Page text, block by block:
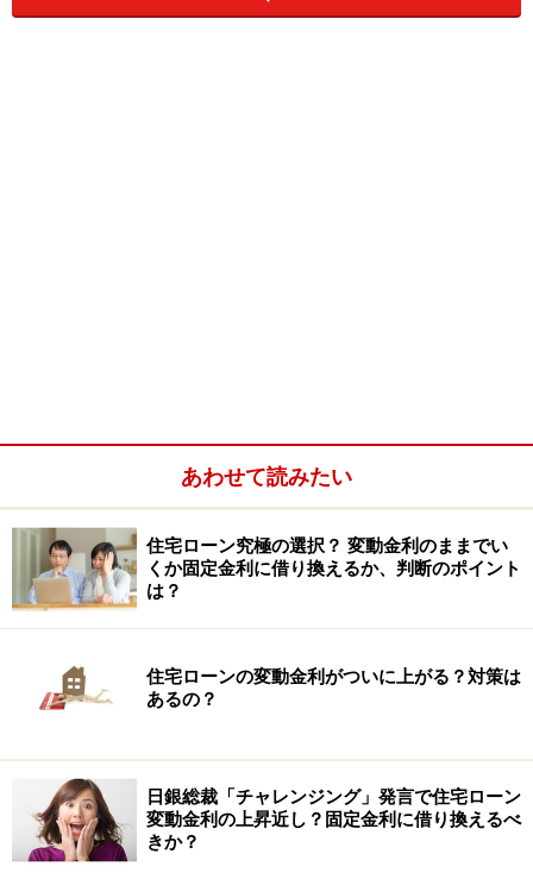
高」に対して毎日計算します。ということは、スターワ
住宅ローン減税は、一定の要綱を満たした個人の住宅ロ
ーンに対して年末のローン残高の●％(借入年度等により
異なる）を所得税額控除する、というものです。繰上げ
返済をすると当然ローン残高は減少し、それに従って控
平成15年に住宅ローンを組み15年12月31日の実質ローン
残高が2500万円の人の場合で比較すると、
10年間ではメリットがもっとはっきりします。
例えば、スターワン普通預金口座残高が毎年50万円ずつ
あわせて読みたい
住宅ローン究極の選択？ 変動金利のままでい
くか固定金利に借り換えるか、判断のポイント
は？
住宅ローンの変動金利がついに上がる？対策は
あるの？
日銀総裁「チャレンジング」発言で住宅ローン
変動金利の上昇近し？固定金利に借り換えるべ
きか？